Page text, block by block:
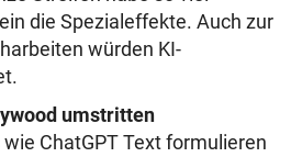
die Spezialeffekte. Auch zur
würden KI-
umstritten
ChatGPT Text formulieren